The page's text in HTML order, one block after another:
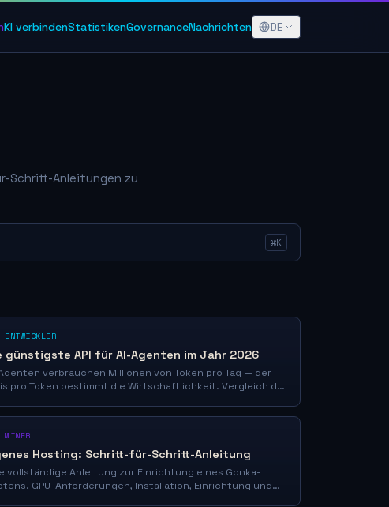
KI verbindenStatistikenGovernanceNachrichten DE
Schritt-Anleitungen zu
⌘K
ENTWICKLER
günstigste API für AI-Agenten im Jahr 2026
verbrauchen Millionen von Token pro Tag — der
pro Token bestimmt die Wirtschaftlichkeit. Vergleich der
MINER
Hosting: Schritt-für-Schritt-Anleitung
vollständige Anleitung zur Einrichtung eines Gonka-
GPU-Anforderungen, Installation, Einrichtung und